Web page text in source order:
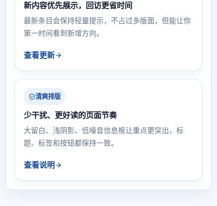
新内容优先展示，回访更省时间
最新条目会保持轻量提示，不占过多版面，但能让你
第一时间看到新增方向。
查看更新
清爽排版
少干扰、更好读的页面节奏
大留白、浅阴影、低噪音信息框让重点更突出，标
题、标签和按钮都保持一致。
查看说明